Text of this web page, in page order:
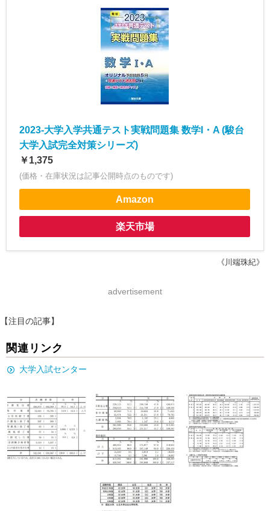
2023-大学入学共通テスト実戦問題集 数学I・A (駿台
大学入試完全対策シリーズ)
￥1,375
(価格・在庫状況は記事公開時点のものです)
Amazon
楽天市場
《川端珠紀》
advertisement
【注目の記事】
関連リンク
大学入試センター